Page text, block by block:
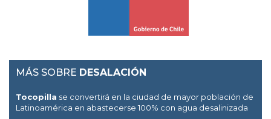
MÁS SOBRE DESALACIÓN
Tocopilla se convertirá en la ciudad de mayor población de
Latinoamérica en abastecerse 100% con agua desalinizada